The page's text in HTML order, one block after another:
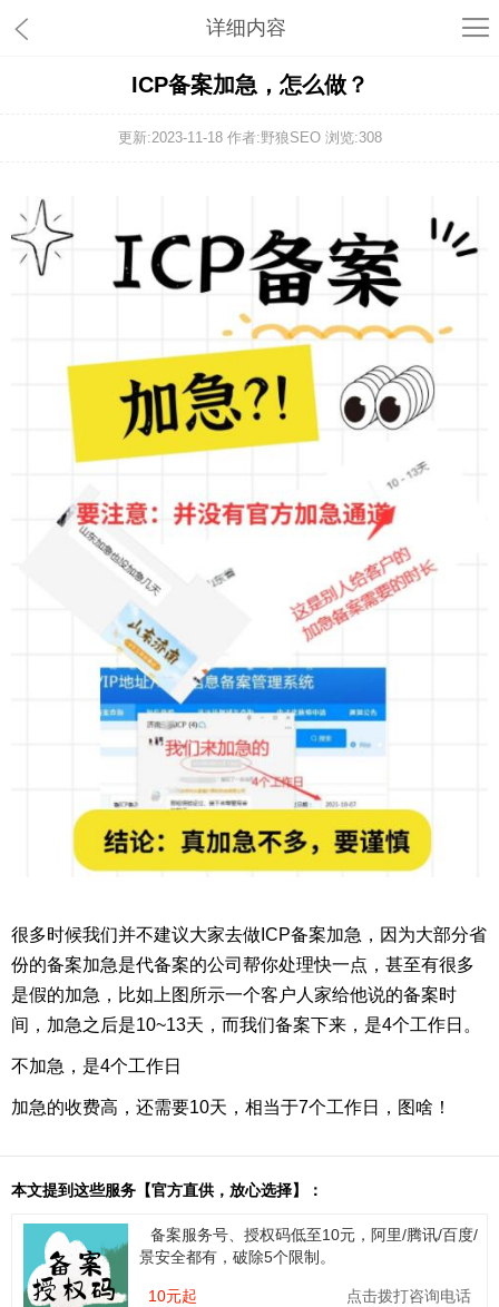
详细内容
ICP备案加急，怎么做？
更新:2023-11-18 作者:野狼SEO 浏览:308
很多时候我们并不建议大家去做ICP备案加急，因为大部分省
份的备案加急是代备案的公司帮你处理快一点，甚至有很多
是假的加急，比如上图所示一个客户人家给他说的备案时
间，加急之后是10~13天，而我们备案下来，是4个工作日。
不加急，是4个工作日
加急的收费高，还需要10天，相当于7个工作日，图啥！
本文提到这些服务【官方直供，放心选择】：
备案服务号、授权码低至10元，阿里/腾讯/百度/
景安全都有，破除5个限制。
10元起 点击拨打咨询电话